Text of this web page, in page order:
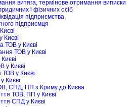
витяга, термінове отримання виписки
і фізичних осіб
підприємства
підприємця
Києві
ТОВ у Києві
ТОВ у Києві
у Києві
ТОВ у Києві
Києві
СПД, ПП з Криму до Києва
ТОВ, ПП у Києві
СПД у Києві